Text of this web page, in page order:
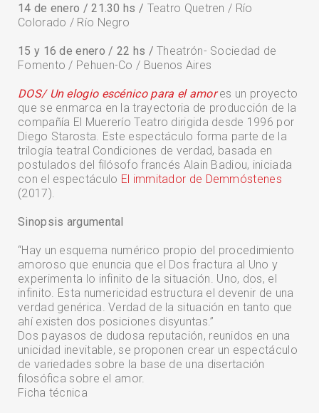
QUÉ ESTÁS BUSCANDO?
14 de enero / 21.30 hs / Teatro Quetren / Río
Colorado / Río Negro
15 y 16 de enero / 22 hs /Theatrón- Sociedad de
Fomento / Pehuen-Co / Buenos Aires
DOS/ Un elogio escénico para el amor es un proyecto
que se enmarca en la trayectoria de producción de la
compañía El Muererío Teatro dirigida desde 1996 por
Diego Starosta. Este espectáculo forma parte de la
trilogía teatral Condiciones de verdad, basada en
postulados del filósofo francés Alain Badiou, iniciada
con el espectáculo El immitador de Demmóstenes
(2017).
Sinopsis argumental
“Hay un esquema numérico propio del procedimiento
amoroso que enuncia que el Dos fractura al Uno y
experimenta lo infinito de la situación. Uno, dos, el
infinito. Esta numericidad estructura el devenir de una
verdad genérica. Verdad de la situación en tanto que
ahí existen dos posiciones disyuntas.”
Dos payasos de dudosa reputación, reunidos en una
unicidad inevitable, se proponen crear un espectáculo
de variedades sobre la base de una disertación
filosófica sobre el amor.
Ficha técnica